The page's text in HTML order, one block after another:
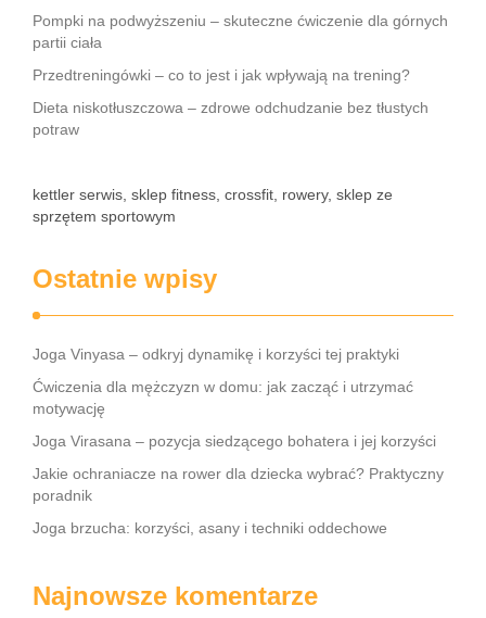
Pompki na podwyższeniu – skuteczne ćwiczenie dla górnych
partii ciała
Przedtreningówki – co to jest i jak wpływają na trening?
Dieta niskotłuszczowa – zdrowe odchudzanie bez tłustych
potraw
kettler serwis, sklep fitness, crossfit, rowery, sklep ze
sprzętem sportowym
Ostatnie wpisy
Joga Vinyasa – odkryj dynamikę i korzyści tej praktyki
Ćwiczenia dla mężczyzn w domu: jak zacząć i utrzymać
motywację
Joga Virasana – pozycja siedzącego bohatera i jej korzyści
Jakie ochraniacze na rower dla dziecka wybrać? Praktyczny
poradnik
Joga brzucha: korzyści, asany i techniki oddechowe
Najnowsze komentarze